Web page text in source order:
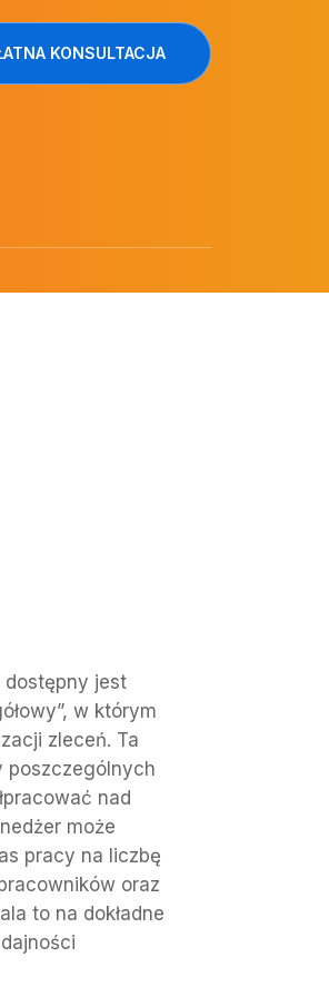
KONSULTACJA
dostępny jest
w którym
zleceń. Ta
poszczególnych
nad
może
pracy na liczbę
oraz
to na dokładne